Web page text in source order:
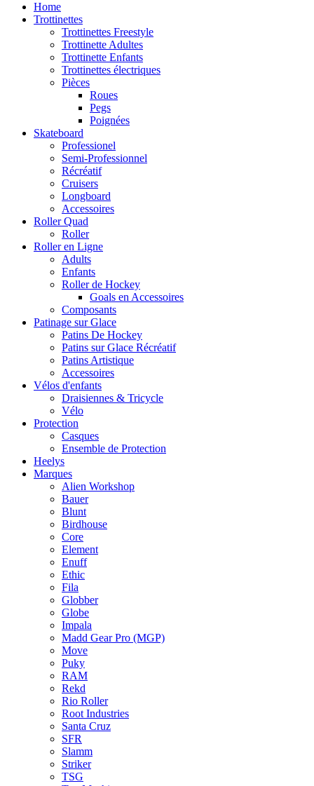
Home
Trottinettes
Trottinettes Freestyle
Trottinette Adultes
Trottinette Enfants
Trottinettes électriques
Pièces
Roues
Pegs
Poignées
Skateboard
Professionel
Semi-Professionnel
Récréatif
Cruisers
Longboard
Accessoires
Roller Quad
Roller
Roller en Ligne
Adults
Enfants
Roller de Hockey
Goals en Accessoires
Composants
Patinage sur Glace
Patins De Hockey
Patins sur Glace Récréatif
Patins Artistique
Accessoires
Vélos d'enfants
Draisiennes & Tricycle
Vélo
Protection
Casques
Ensemble de Protection
Heelys
Marques
Alien Workshop
Bauer
Blunt
Birdhouse
Core
Element
Enuff
Ethic
Fila
Globber
Globe
Impala
Madd Gear Pro (MGP)
Move
Puky
RAM
Rekd
Rio Roller
Root Industries
Santa Cruz
SFR
Slamm
Striker
TSG